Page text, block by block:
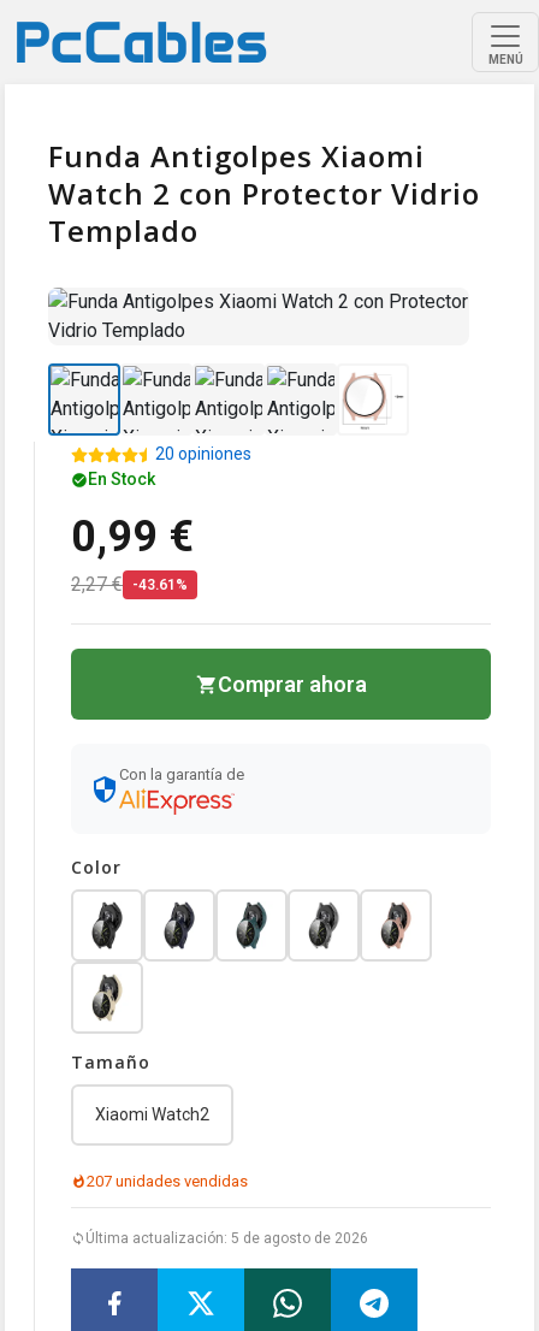
MENÚ
Funda Antigolpes Xiaomi
Watch 2 con Protector Vidrio
Templado
20 opiniones
En Stock
0,99 €
2,27 € -43.61%
Comprar ahora
Con la garantía de
Color
Tamaño
Xiaomi Watch2
207 unidades vendidas
Última actualización: 5 de agosto de 2026